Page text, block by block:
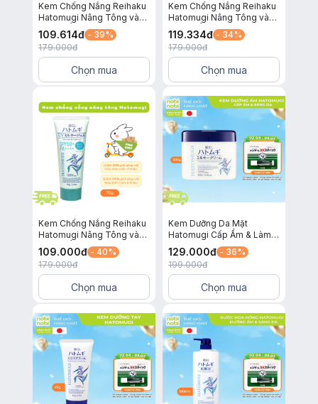
Kem Chống Nắng Reihaku
Hatomugi Nâng Tông và
Dưỡng Ẩm Cho Da SPF
50+ PA++++ 80g
109.614đ - 39%
179.000đ
Chọn mua
Kem Chống Nắng Reihaku
Hatomugi Nâng Tông và
Dưỡng Ẩm Cho Da SPF
50+ PA++++ Tím 70g
119.334đ - 34%
179.000đ
Chọn mua
Kem Chống Nắng Reihaku
Hatomugi Nâng Tông và
Dưỡng Ẩm Cho Da SPF
50+ PA++++ Xanh 70g
109.000đ - 40%
179.000đ
Chọn mua
Kem Dưỡng Da Mặt
Hatomugi Cấp Ẩm & Làm
Sáng Da 300g
129.000đ - 36%
199.000đ
Chọn mua